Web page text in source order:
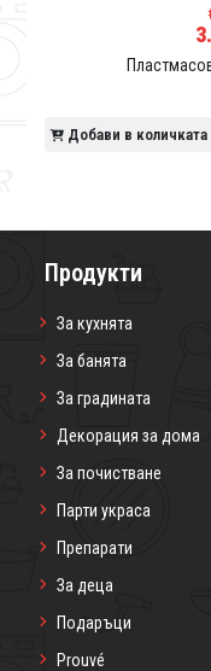
Добави в количката
Продукти
За кухнята
За банята
За градината
Декорация за дома
За почистване
Парти украса
Препарати
За деца
Подаръци
Prouvé